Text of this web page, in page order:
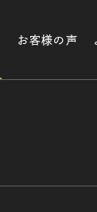
お客様の声